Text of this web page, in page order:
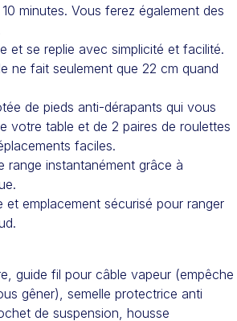
minutes. Vous ferez également des
et se replie avec simplicité et facilité.
ne fait seulement que 22 cm quand
de pieds anti-dérapants qui vous
votre table et de 2 paires de roulettes
faciles.
range instantanément grâce à
et emplacement sécurisé pour ranger
guide fil pour câble vapeur (empêche
gêner), semelle protectrice anti
de suspension, housse